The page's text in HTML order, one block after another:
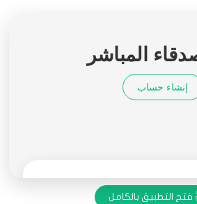
فتح التطبيق بالكامل